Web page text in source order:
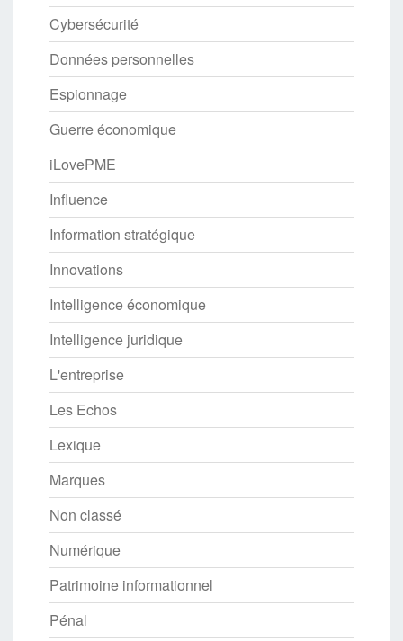
Cybersécurité
Données personnelles
Espionnage
Guerre économique
iLovePME
Influence
Information stratégique
Innovations
Intelligence économique
Intelligence juridique
L'entreprise
Les Echos
Lexique
Marques
Non classé
Numérique
Patrimoine informationnel
Pénal